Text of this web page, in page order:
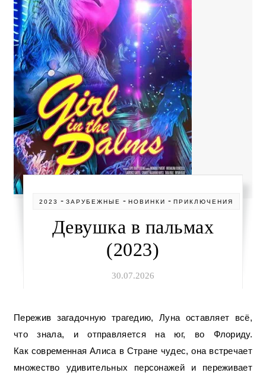
2023 -ЗАРУБЕЖНЫЕ -НОВИНКИ -ПРИКЛЮЧЕНИЯ
Девушка в пальмах
(2023)
30.07.2026
Пережив загадочную трагедию, Луна оставляет всё,
что знала, и отправляется на юг, во Флориду.
Как современная Алиса в Стране чудес, она встречает
множество удивительных персонажей и переживает